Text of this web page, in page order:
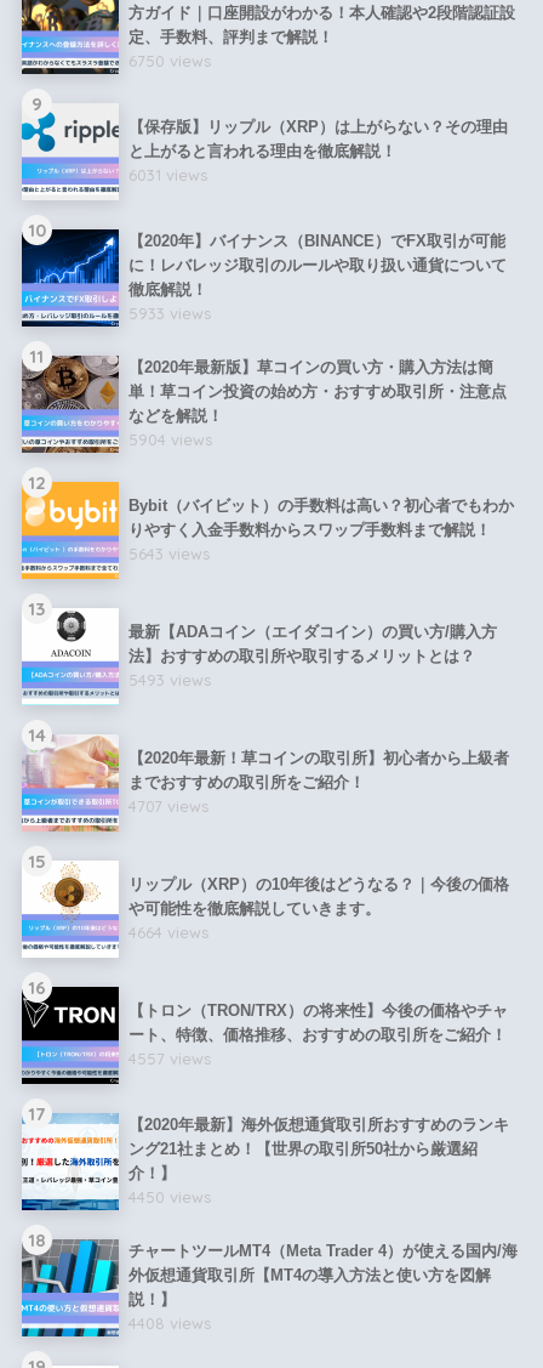
方ガイド｜口座開設がわかる！本人確認や2段階認証設
定、手数料、評判まで解説！
6750 views
9
【保存版】リップル（XRP）は上がらない？その理由
と上がると言われる理由を徹底解説！
6031 views
10
【2020年】バイナンス（BINANCE）でFX取引が可能
に！レバレッジ取引のルールや取り扱い通貨について
徹底解説！
5933 views
11
【2020年最新版】草コインの買い方・購入方法は簡
単！草コイン投資の始め方・おすすめ取引所・注意点
などを解説！
5904 views
12
Bybit（バイビット）の手数料は高い？初心者でもわか
りやすく入金手数料からスワップ手数料まで解説！
5643 views
13
最新【ADAコイン（エイダコイン）の買い方/購入方
法】おすすめの取引所や取引するメリットとは？
5493 views
14
【2020年最新！草コインの取引所】初心者から上級者
までおすすめの取引所をご紹介！
4707 views
15
リップル（XRP）の10年後はどうなる？｜今後の価格
や可能性を徹底解説していきます。
4664 views
16
【トロン（TRON/TRX）の将来性】今後の価格やチャ
ート、特徴、価格推移、おすすめの取引所をご紹介！
4557 views
17
【2020年最新】海外仮想通貨取引所おすすめのランキ
ング21社まとめ！【世界の取引所50社から厳選紹
介！】
4450 views
18
チャートツールMT4（Meta Trader 4）が使える国内/海
外仮想通貨取引所【MT4の導入方法と使い方を図解
説！】
4408 views